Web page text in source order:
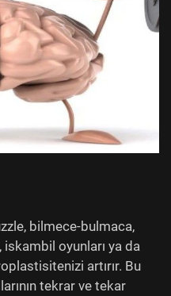
bilmece-bulmaca,
iskambil oyunları ya da
artırır. Bu
tekrar ve tekar